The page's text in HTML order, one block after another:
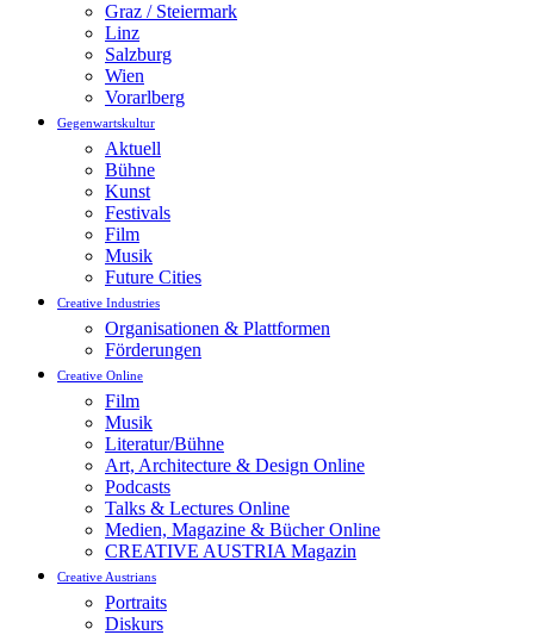
Graz / Steiermark
Linz
Salzburg
Wien
Vorarlberg
Gegenwartskultur
Aktuell
Bühne
Kunst
Festivals
Film
Musik
Future Cities
Creative Industries
Organisationen & Plattformen
Förderungen
Creative Online
Film
Musik
Literatur/Bühne
Art, Architecture & Design Online
Podcasts
Talks & Lectures Online
Medien, Magazine & Bücher Online
CREATIVE AUSTRIA Magazin
Creative Austrians
Portraits
Diskurs